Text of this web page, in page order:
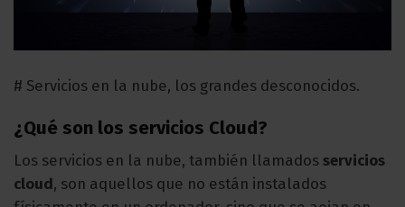
# Servicios en la nube, los grandes desconocidos.
¿Qué son los servicios Cloud?
Los servicios en la nube, también llamados servicios
cloud, son aquellos que no están instalados